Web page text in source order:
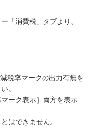
「消費税」タブより、
税率マークの出力有無を
。
ーク表示］両方を表示
はできません。